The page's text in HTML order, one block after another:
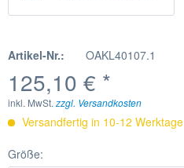
Artikel-Nr.: OAKL40107.1
125,10 € *
inkl. MwSt. zzgl. Versandkosten
Versandfertig in 10-12 Werktage
Größe: